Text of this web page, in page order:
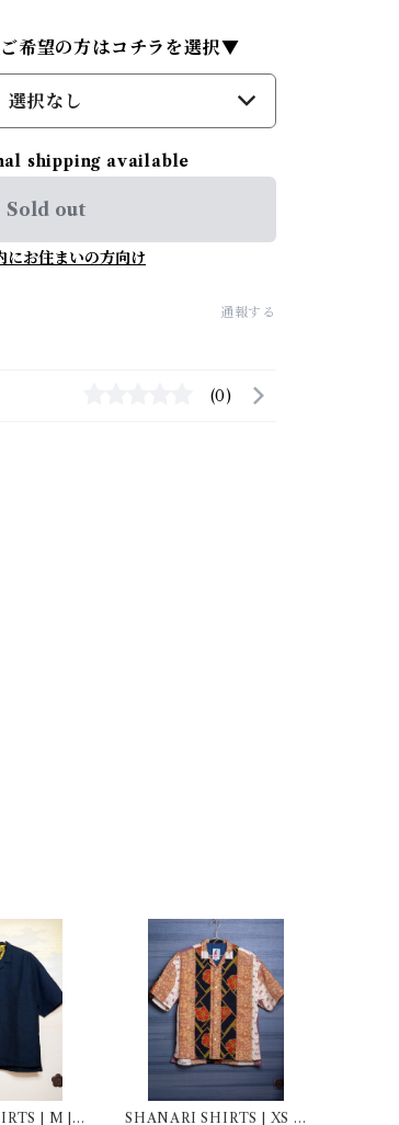
希望の方はコチラを選択▼
選択なし
shipping available
Sold out
にお住まいの方向け
通報する
(0)
| M | 2
SHANARI SHIRTS | XS |